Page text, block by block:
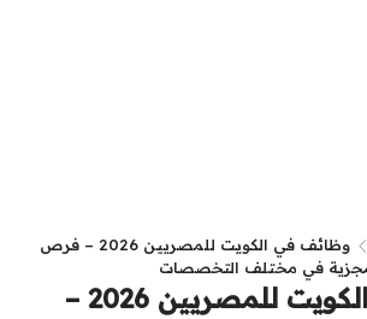
وظائف في الكويت للمصريين 2026 – فرص
في مختلف التخصصات
وظائف في الكويت للمصريين 2026 –